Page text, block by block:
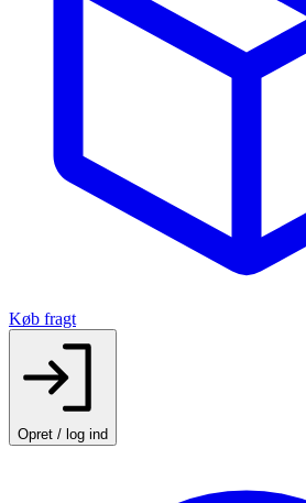
Køb fragt
Opret / log ind